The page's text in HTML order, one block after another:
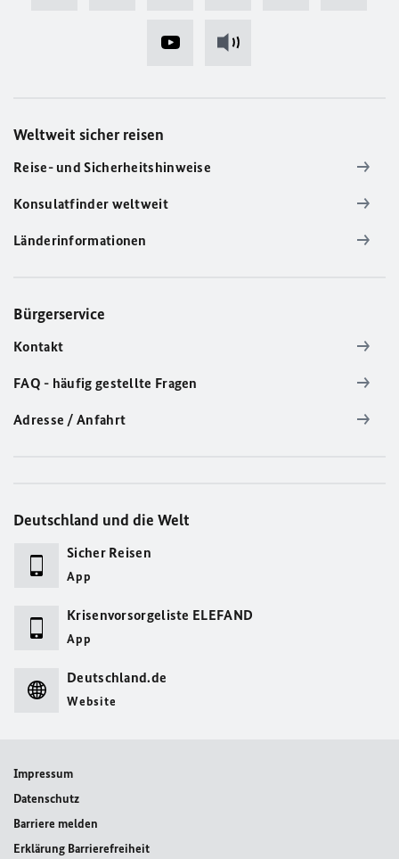
Weltweit sicher reisen
Reise- und Sicherheitshinweise
Konsulatfinder weltweit
Länderinformationen
Bürgerservice
Kontakt
FAQ - häufig gestellte Fragen
Adresse / Anfahrt
Deutschland und die Welt
Sicher Reisen
App
Krisenvorsorgeliste ELEFAND
App
Deutschland.de
Website
Impressum
Datenschutz
Barriere melden
Erklärung Barrierefreiheit